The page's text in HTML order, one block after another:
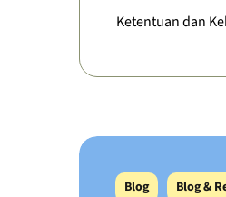
Ketentuan dan
Blog Blog &